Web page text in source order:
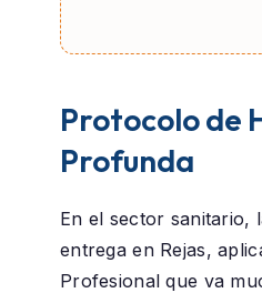
Protocolo de
Profunda
En el sector sanitario,
entrega en Rejas,
Profesional que va